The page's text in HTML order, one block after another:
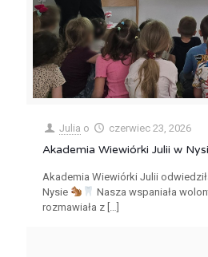
Julia o czerwiec 23, 2026
Akademia Wiewiórki Julii w
Akademia Wiewiórki Julii
Nysie
Nasza wspaniała
rozmawiała z […]